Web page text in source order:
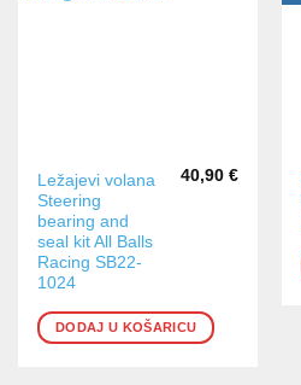
Ležajevi volana
Steering
bearing and
seal kit All Balls
Racing SB22-
1024
40,90 €
DODAJ U KOŠARICU